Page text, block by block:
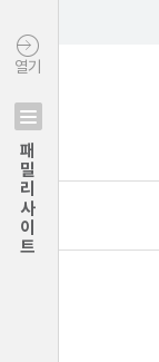
열기
패밀리사이트